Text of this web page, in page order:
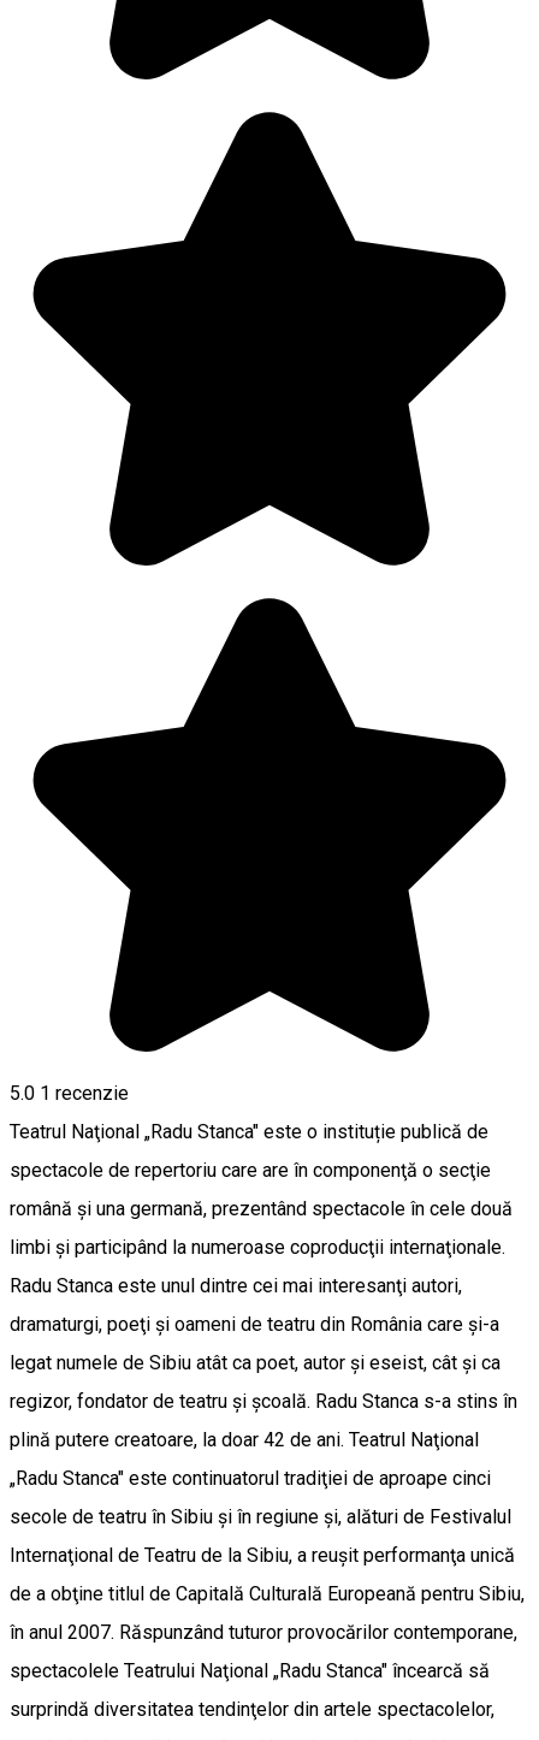
5.0 1 recenzie
Teatrul Naţional „Radu Stanca" este o instituție publică de
spectacole de repertoriu care are în componenţă o secţie
română şi una germană, prezentând spectacole în cele două
limbi şi participând la numeroase coproducţii internaţionale.
Radu Stanca este unul dintre cei mai interesanţi autori,
dramaturgi, poeţi şi oameni de teatru din România care şi-a
legat numele de Sibiu atât ca poet, autor şi eseist, cât şi ca
regizor, fondator de teatru şi şcoală. Radu Stanca s-a stins în
plină putere creatoare, la doar 42 de ani. Teatrul Naţional
„Radu Stanca" este continuatorul tradiţiei de aproape cinci
secole de teatru în Sibiu şi în regiune şi, alături de Festivalul
Internaţional de Teatru de la Sibiu, a reuşit performanţa unică
de a obţine titlul de Capitală Culturală Europeană pentru Sibiu,
în anul 2007. Răspunzând tuturor provocărilor contemporane,
spectacolele Teatrului Naţional „Radu Stanca" încearcă să
surprindă diversitatea tendinţelor din artele spectacolelor,